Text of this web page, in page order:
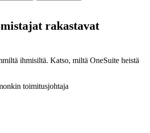
rakastavat
ihmisiltä. Katso, miltä OneSuite heistä